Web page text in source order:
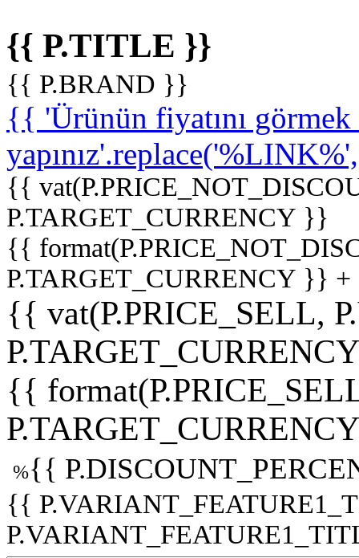
{{ P.TITLE }}
{{ P.BRAND }}
{{ 'Ürünün fiyatını
{{
P.TARGET_CURRENCY }}
{{
P.TARGET_CURRENCY }}
{{ vat(P.PRICE_SELL,
{{
%{{
{{